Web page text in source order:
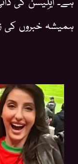
ہمیشہ خبروں کی